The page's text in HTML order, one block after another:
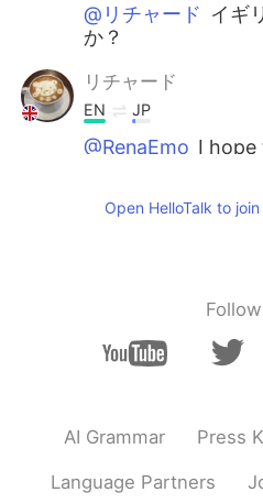
@リチャード イギ
か？
リチャード
EN JP
@RenaEmo I hope
リチャード
桜は私を幸せにし
リチャード
commenting!🌸
Open HelloTalk to
AI Grammar Press
Language Partners